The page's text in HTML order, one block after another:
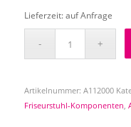
Lieferzeit:auf Anfrage
Artikelnummer: A112000
Friseurstuhl-Komponenten,